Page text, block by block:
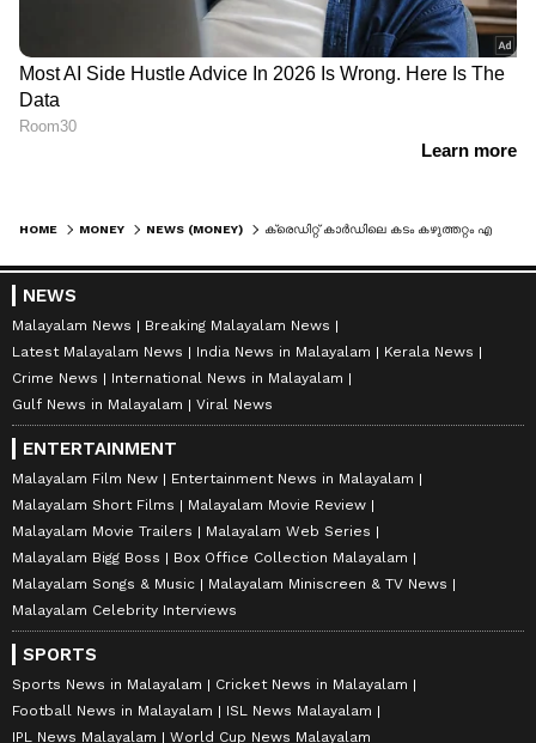
HOME MONEY NEWS (MONEY)
NEWS
Malayalam News
Breaking Malayalam News
Latest Malayalam News
India News in Malayalam
Kerala News
Crime News
International News in Malayalam
Gulf News in Malayalam
Viral News
ENTERTAINMENT
Malayalam Film New
Entertainment News in Malayalam
Malayalam Short Films
Malayalam Movie Review
Malayalam Movie Trailers
Malayalam Web Series
Malayalam Bigg Boss
Box Office Collection Malayalam
Malayalam Songs & Music
Malayalam Miniscreen & TV News
Malayalam Celebrity Interviews
SPORTS
Sports News in Malayalam
Cricket News in Malayalam
Football News in Malayalam
ISL News Malayalam
IPL News Malayalam
World Cup News Malayalam